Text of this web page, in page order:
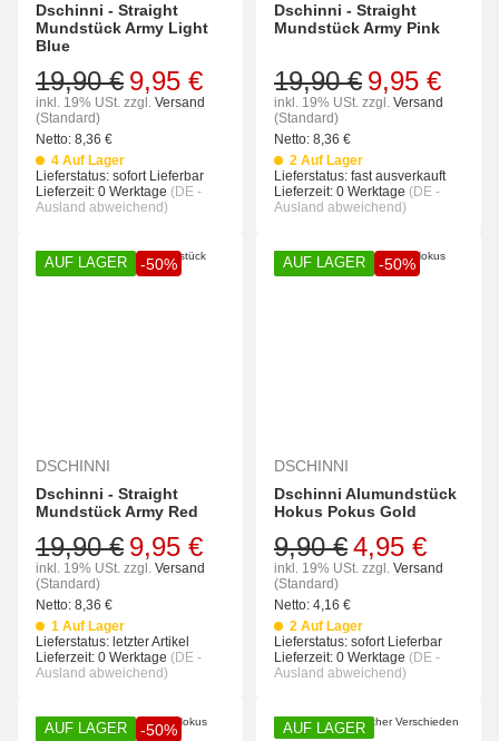
Dschinni - Straight
Mundstück Army Light
Blue
9,95 €
19,90 €
inkl. 19% USt. zzgl. Versand
(Standard)
Netto: 8,36 €
4 Auf Lager
Lieferstatus: sofort Lieferbar
Lieferzeit: 0 Werktage (DE -
Ausland abweichend)
Dschinni - Straight
Mundstück Army Pink
9,95 €
19,90 €
inkl. 19% USt. zzgl. Versand
(Standard)
Netto: 8,36 €
2 Auf Lager
Lieferstatus: fast ausverkauft
Lieferzeit: 0 Werktage (DE -
Ausland abweichend)
AUF LAGER -50%
DSCHINNI
Dschinni - Straight
Mundstück Army Red
9,95 €
19,90 €
inkl. 19% USt. zzgl. Versand
(Standard)
Netto: 8,36 €
1 Auf Lager
Lieferstatus: letzter Artikel
Lieferzeit: 0 Werktage (DE -
Ausland abweichend)
AUF LAGER -50%
DSCHINNI
Dschinni Alumundstück
Hokus Pokus Gold
4,95 €
9,90 €
inkl. 19% USt. zzgl. Versand
(Standard)
Netto: 4,16 €
2 Auf Lager
Lieferstatus: sofort Lieferbar
Lieferzeit: 0 Werktage (DE -
Ausland abweichend)
AUF LAGER -50% AUF LAGER